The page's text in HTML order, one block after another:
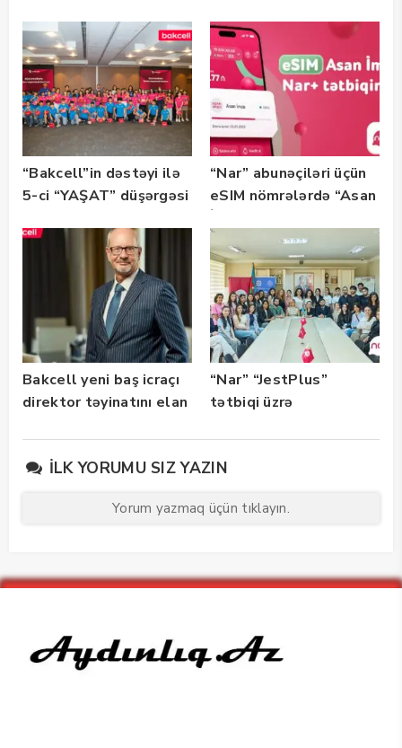
Bootcamp” başladı
“Bakcell”in dəstəyi ilə
5-ci “YAŞAT” düşərgəsi
“Nar” abunəçiləri üçün
eSIM nömrələrdə “Asan
istifadəyə verildi
Bakcell yeni baş icraçı
direktor təyinatını elan
“Nar” “JestPlus”
tətbiqi üzrə
İLK YORUMU SIZ YAZIN
Yorum yazmaq üçün tıklayın.